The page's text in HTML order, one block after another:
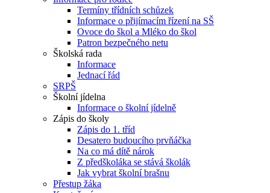
Termíny třídních schůzek
Informace o přijímacím řízení na SŠ
Ovoce do škol a Mléko do škol
Patron bezpečného netu
Školská rada
Informace
Jednací řád
SRPŠ
Školní jídelna
Informace o školní jídelně
Zápis do školy
Zápis do 1. tříd
Desatero budoucího prvňáčka
Na co má dítě nárok
Z předškoláka se stává školák
Jak vybrat školní brašnu
Přestup žáka